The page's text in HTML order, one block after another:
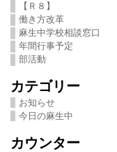
【Ｒ８】
働き方改革
麻生中学校相談窓口
年間行事予定
部活動
カテゴリー
お知らせ
今日の麻生中
カウンター